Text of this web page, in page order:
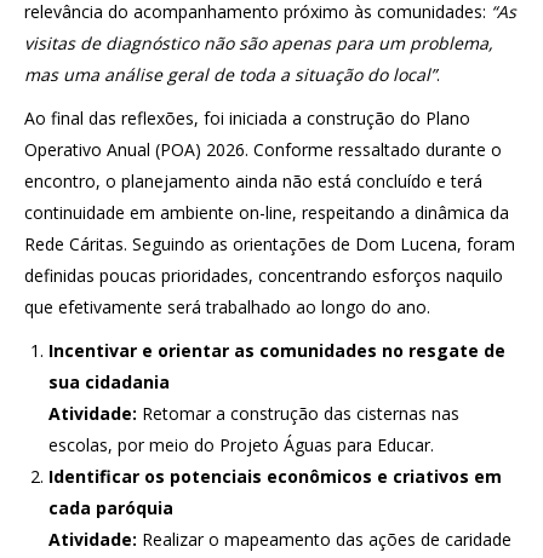
relevância do acompanhamento próximo às comunidades: “As
visitas de diagnóstico não são apenas para um problema,
mas uma análise geral de toda a situação do local”.
Ao final das reflexões, foi iniciada a construção do Plano
Operativo Anual (POA) 2026. Conforme ressaltado durante o
encontro, o planejamento ainda não está concluído e terá
continuidade em ambiente on-line, respeitando a dinâmica da
Rede Cáritas. Seguindo as orientações de Dom Lucena, foram
definidas poucas prioridades, concentrando esforços naquilo
que efetivamente será trabalhado ao longo do ano.
Incentivar e orientar as comunidades no resgate de
sua cidadania
Atividade: Retomar a construção das cisternas nas
escolas, por meio do Projeto Águas para Educar.
Identificar os potenciais econômicos e criativos em
cada paróquia
Atividade: Realizar o mapeamento das ações de caridade